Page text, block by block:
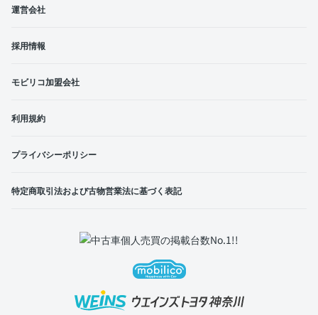
運営会社
採用情報
モビリコ加盟会社
利用規約
プライバシーポリシー
特定商取引法および古物営業法に基づく表記